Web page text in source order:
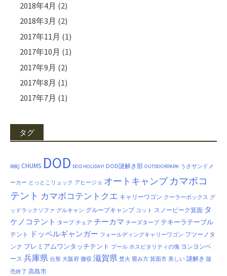
2018年4月 (2)
2018年3月 (2)
2017年11月 (1)
2017年10月 (1)
2017年9月 (2)
2017年8月 (1)
2017年7月 (1)
タグ
BBQ CHUMS DOD DOD HOLIDAY! DOD謎解き部 OUTDOORPARK うさサンドメ
ーカー とっとこリュック アヒージョ オートキャンプ カマボコ
テント カマボコテントクエ キャリーワゴン クーラーボックス グ
ッドラックソファ グルキャン グループキャンプ コット スノーピーク箕面 タ
ケノコテント タープ チェア チーカマ チーズタープ テキーラテーブル
テント ドッペルギャンガー フォールディングキャリーワゴン フツーノタ
ンク プレミアムワンタッチテント プール ホスピタリティの塊 ヨンヨンベ
ース 兵庫県 台形 大阪府 撤収 滋賀県 焚火 畳み方 箕面市 美しい 謎解き 販
売終了 高島市